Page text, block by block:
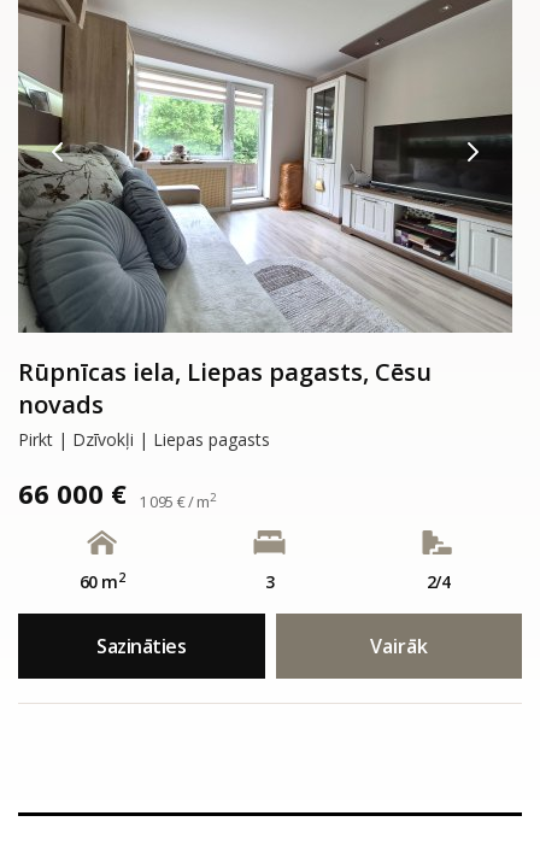
Rūpnīcas iela, Liepas pagasts, Cēsu
novads
Pirkt | Dzīvokļi | Liepas pagasts
66 000 € 1 095 € / m2
60 m2 3 2/4
Sazināties Vairāk